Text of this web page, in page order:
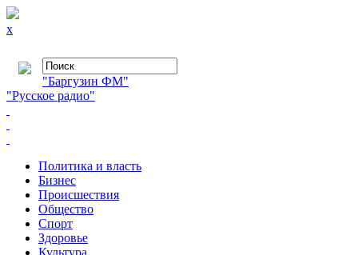
x
"Баргузин ФМ"
"Русское радио"
Политика и власть
Бизнес
Происшествия
Общество
Cпорт
Здоровье